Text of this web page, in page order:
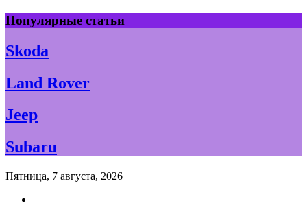
Skip
to
content
Популярные статьи
Skoda
Land Rover
Jeep
Subaru
Пятница, 7 августа, 2026